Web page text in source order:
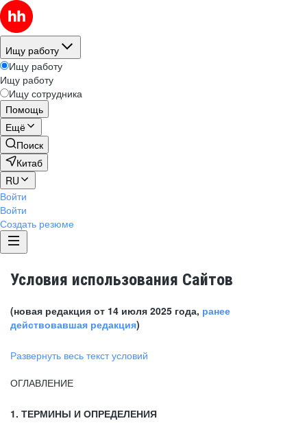
Ищу работу
Ищу работу
Ищу работу
Ищу сотрудника
Помощь
Ещё
Поиск
Китаб
RU
Войти
Войти
Создать резюме
Условия использования Сайтов
(новая редакция от 14 июля 2025 года, ранее
действовавшая редакция)
Развернуть весь текст условий
ОГЛАВЛЕНИЕ
1. ТЕРМИНЫ И ОПРЕДЕЛЕНИЯ